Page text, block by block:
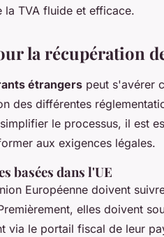
la TVA fluide et efficace.
la récupération
étrangers peut s'avérer
des différentes
le processus, il est
aux exigences légales.
basées dans l'UE
Européenne doivent
elles doivent
via le portail fiscal de leur